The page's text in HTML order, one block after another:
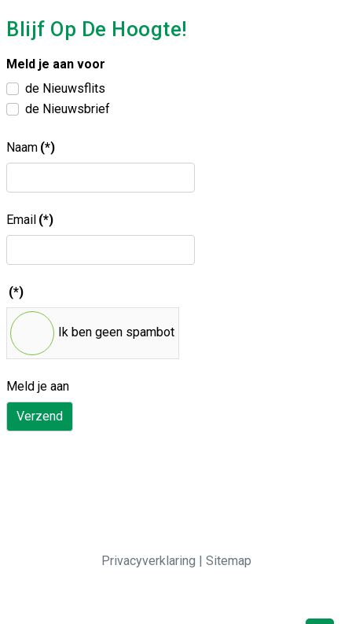
Blijf Op De Hoogte!
Meld je aan voor
de Nieuwsflits
de Nieuwsbrief
Naam (*)
Email (*)
(*)
Ik ben geen spambot
Meld je aan
Verzend
Privacyverklaring Sitemap